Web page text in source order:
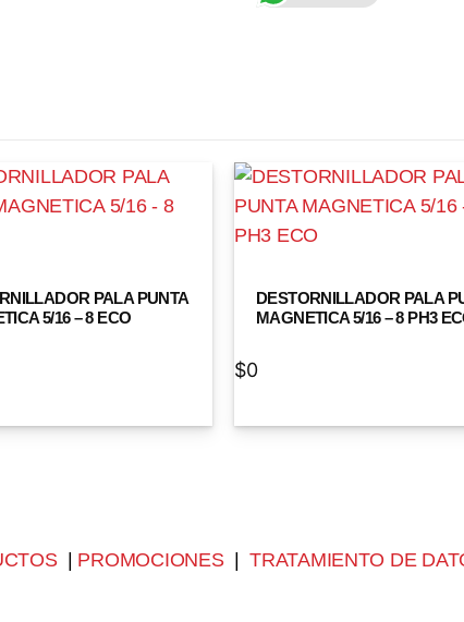
PALA PUNTA
5/16 – 8 ECO
DESTORNILLADOR PALA
MAGNETICA 5/16 – 8 PH3
$0
| PROMOCIONES|TRATAMIENTO DE